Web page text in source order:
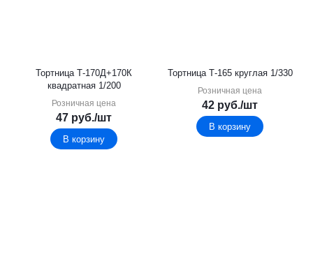
Тортница Т-170Д+170К
квадратная 1/200
Розничная цена
47 руб./шт
В корзину
Тортница Т-165 круглая 1/330
Розничная цена
42 руб./шт
В корзину